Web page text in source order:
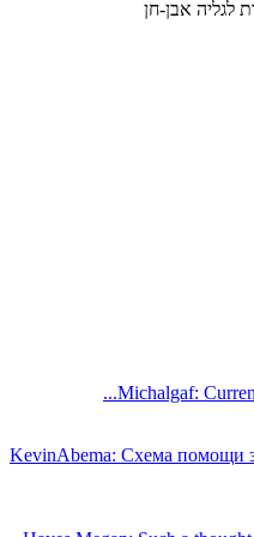
לגליה אבן-חן
Michalgaf:
KevinAbema: Схема помощи